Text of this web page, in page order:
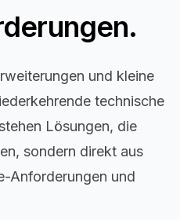
und kleine
technische
Lösungen, die
sondern direkt aus
Anforderungen und